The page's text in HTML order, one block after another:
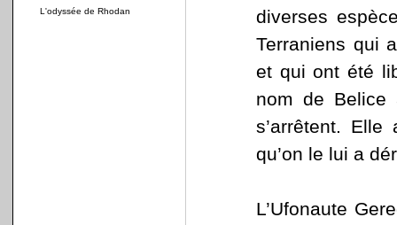
L'odyssée de Rhodan
diverses
Terraniens qui
et qui ont été
nom de Belice
s’arrêtent.
qu’on le lui a
L’Ufonaute